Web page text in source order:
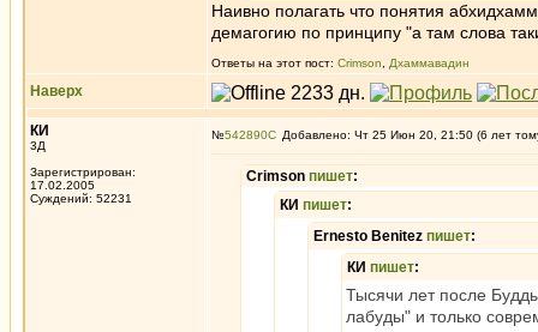
Наивно полагать что понятия
демагогию по принципу "а там слова
Ответы на этот пост: Crimson Дхаммавадин
Наверх
КИ
3Д
Зарегистрирован:
17.02.2005
Суждений: 52231
№542890 Добавлено: Чт 25 Июн 20, 21:50 (6 лет
Crimson пишет:
КИ пишет:
Ernesto Benitez пишет:
КИ пишет:
Тысячи лет после
лабуды" и только